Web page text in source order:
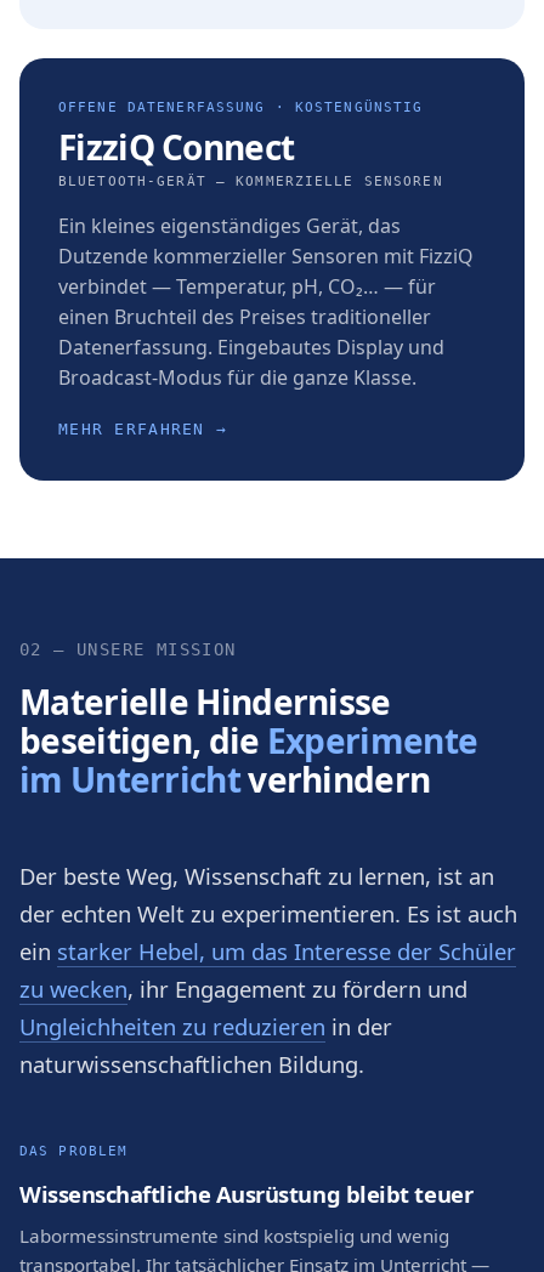
OFFENE DATENERFASSUNG · KOSTENGÜNSTIG
FizziQ Connect
BLUETOOTH-GERÄT — KOMMERZIELLE SENSOREN
Ein kleines eigenständiges Gerät, das
Dutzende kommerzieller Sensoren mit FizziQ
verbindet — Temperatur, pH, CO₂… — für
einen Bruchteil des Preises traditioneller
Datenerfassung. Eingebautes Display und
Broadcast-Modus für die ganze Klasse.
MEHR ERFAHREN →
02 — UNSERE MISSION
Materielle Hindernisse
beseitigen, die Experimente
im Unterrichtverhindern
Der beste Weg, Wissenschaft zu lernen, ist an
der echten Welt zu experimentieren. Es ist auch
ein starker Hebel, um das Interesse der Schüler
zu wecken, ihr Engagement zu fördern und
Ungleichheiten zu reduzieren in der
naturwissenschaftlichen Bildung.
DAS PROBLEM
Wissenschaftliche Ausrüstung bleibt teuer
Labormessinstrumente sind kostspielig und wenig
transportabel. Ihr tatsächlicher Einsatz im Unterricht —